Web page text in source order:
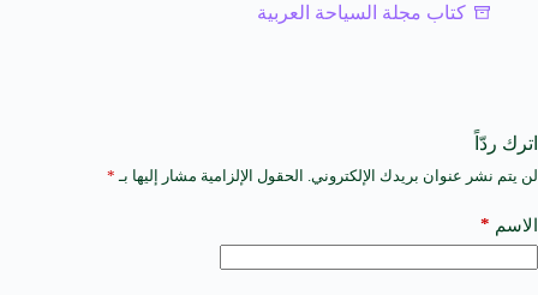
كتاب مجلة السياحة العربية
اترك ردّاً
لن يتم نشر عنوان بريدك الإلكتروني. الحقول الإلزامية مشار إليها بـ *
الاسم *
A
t
e